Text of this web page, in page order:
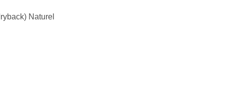
Naturel